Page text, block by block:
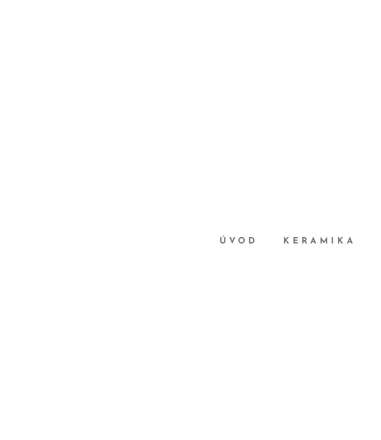
ÚVOD KERAMIKA